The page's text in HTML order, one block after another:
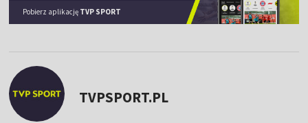
Pobierz aplikację TVP SPORT
TVPSPORT.PL